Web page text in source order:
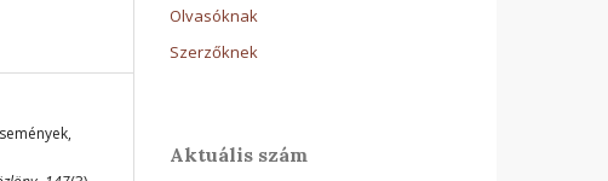
Olvasóknak
Szerzőknek
Aktuális szám